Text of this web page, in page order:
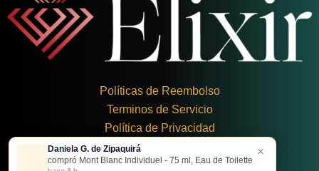
Políticas de Reembolso
Terminos de Servicio
Política de Privacidad
+57 324 248 8379
Daniela G. de Zipaquirá
compró Mont Blanc Individuel - 75 ml, Eau de Toilette
×